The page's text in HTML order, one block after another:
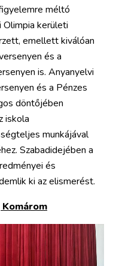
méltó
kerületi
emellett kiválóan
és a
is. Anyanyelvi
és a Pénzes
döntőjében
iskola
munkájával
Szabadidejében a
és
ki az elismerést.